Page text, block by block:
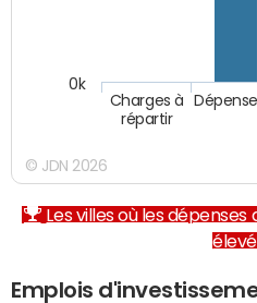
Charges à
répartir
0k
© JDN 2026
Les villes où les
Emplois